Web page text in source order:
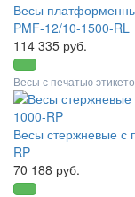
Весы
PMF-12/10-1500-RL
114 335 руб.
Весы с печатью
Весы стержневые с
RP
70 188 руб.